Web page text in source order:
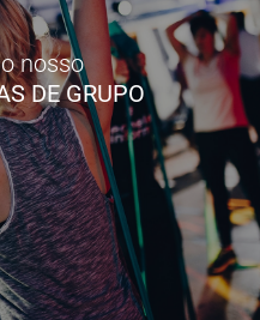
nosso
DE GRUPO